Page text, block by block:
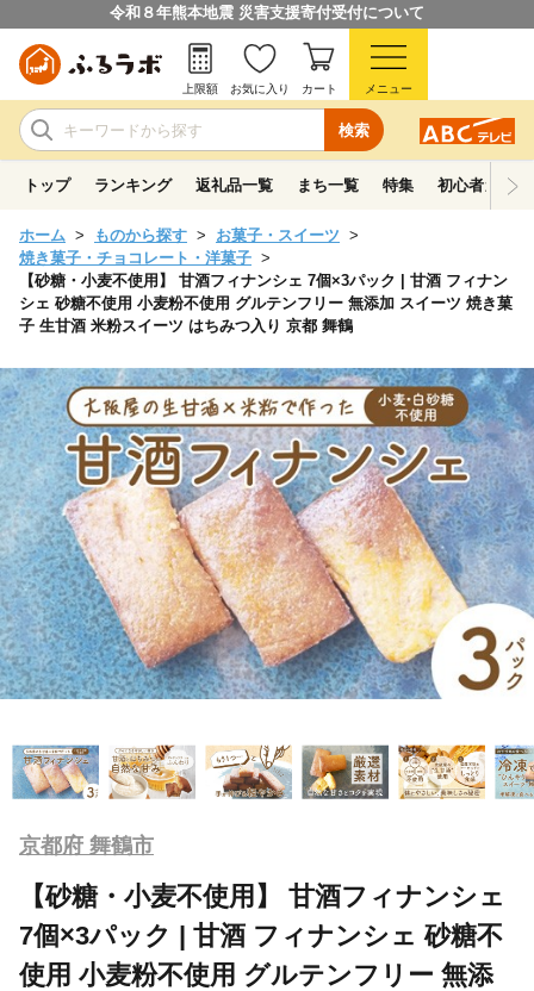
令和８年熊本地震 災害支援寄付受付について
検索
上限額 お気に入り カート メニュー
トップ ランキング 返礼品一覧 まち一覧 特集 初心者ガイド
ホーム ものから探す
お菓子・スイーツ
焼き菓子・チョコレート・洋菓子
【砂糖・小麦不使用】 甘酒フィナンシェ 7個×3パック | 甘酒 フィナン
シェ 砂糖不使用 小麦粉不使用 グルテンフリー 無添加 スイーツ 焼き菓
子 生甘酒 米粉スイーツ はちみつ入り 京都 舞鶴
京都府 舞鶴市
【砂糖・小麦不使用】 甘酒フィナンシェ
7個×3パック | 甘酒 フィナンシェ 砂糖不
使用 小麦粉不使用 グルテンフリー 無添